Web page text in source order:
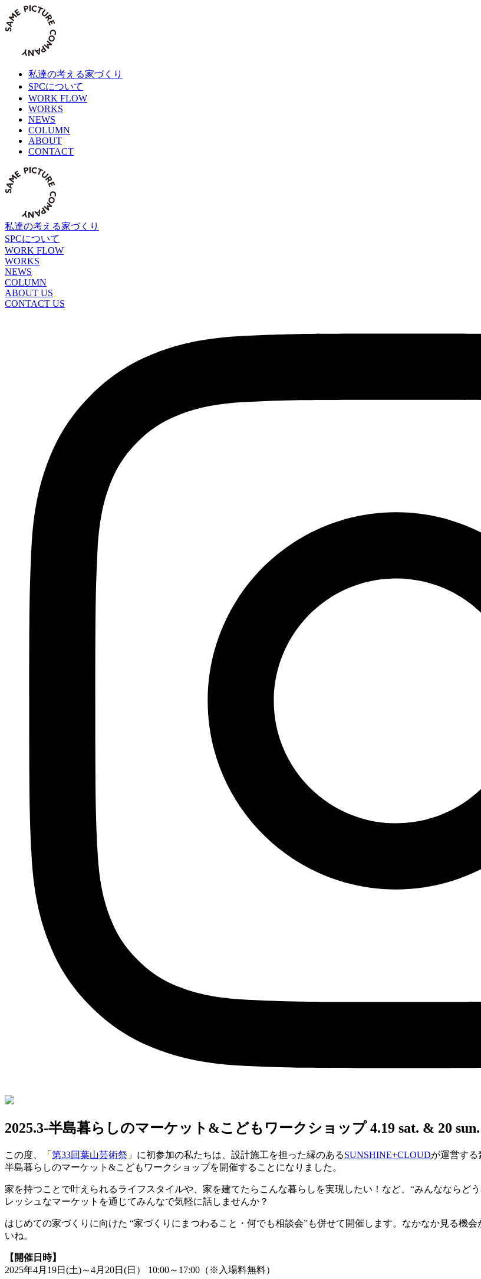
Skip
to
content
私達の考える家づくり
SPCについて
WORK FLOW
WORKS
NEWS
COLUMN
ABOUT
CONTACT
私達の考える家づくり
SPCについて
WORK FLOW
WORKS
NEWS
COLUMN
ABOUT US
CONTACT US
2025.3-半島暮らしのマーケット&こどもワークショップ 4.19 sat. & 20 sun.
この度、「 第33回葉山芸術祭 」に初参加の私たちは、設計施工を担った縁のあるSUNSHINE+CLOUDが運営する
半島暮らしのマーケット&こどもワークショップを開催することになりました。
家を持つことで叶えられるライフスタイルや、家を建てたらこんな暮らしを実現したい！など、“みんなならど
レッシュなマーケットを通じてみんなで気軽に話しませんか？
はじめての家づくりに向けた “家づくりにまつわること・何でも相談会”も併せて開催します。なかなか見る機
いね。
【開催日時】
2025年4月19日(土)～4月20日(日） 10:00～17:00（※入場料無料）